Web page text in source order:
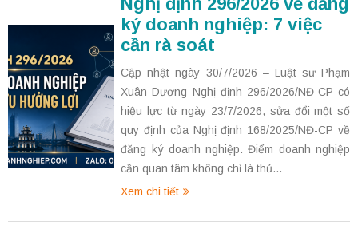
ký doanh nghiệp: 7 việc
cần rà soát
Cập nhật ngày 30/7/2026 – Luật sư Phạm
Xuân Dương Nghị định 296/2026/NĐ-CP có
hiệu lực từ ngày 23/7/2026, sửa đổi một số
quy định của Nghị định 168/2025/NĐ-CP về
đăng ký doanh nghiệp. Điểm doanh nghiệp
cần quan tâm không chỉ là thủ...
Xem chi tiết